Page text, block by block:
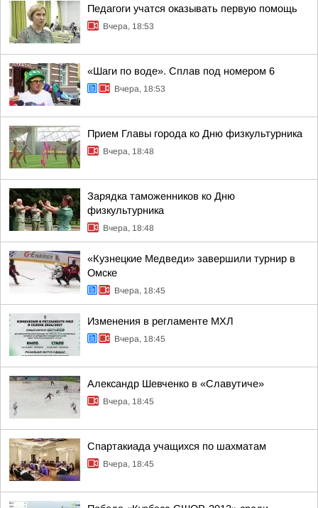
Педагоги учатся оказывать первую помощь
Вчера, 18:53
«Шаги по воде». Сплав под номером 6
Вчера, 18:53
Прием Главы города ко Дню физкультурника
Вчера, 18:48
Зарядка таможенников ко Дню
физкультурника
Вчера, 18:48
«Кузнецкие Медведи» завершили турнир в
Омске
Вчера, 18:45
Изменения в регламенте МХЛ
Вчера, 18:45
Александр Шевченко в «Славутиче»
Вчера, 18:45
Спартакиада учащихся по шахматам
Вчера, 18:45